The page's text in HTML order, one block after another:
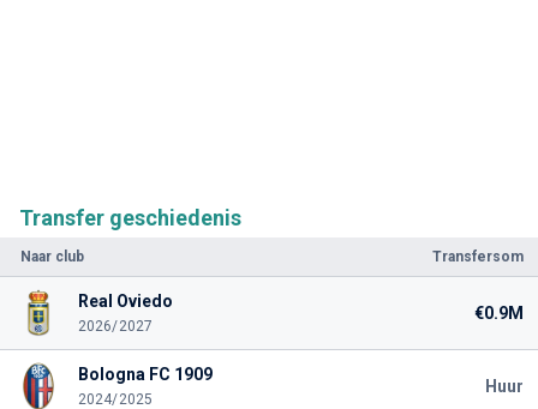
Transfer geschiedenis
Naar club Transfersom
Real Oviedo
2026/2027
€0.9M
Bologna FC 1909
2024/2025
Huur